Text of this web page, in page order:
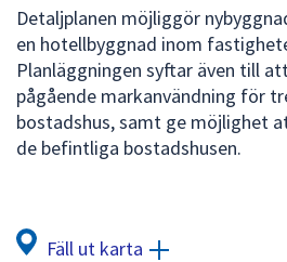
Detaljplanen möjliggör
en hotellbyggnad inom
Planläggningen syftar även till
pågående markanvändning för
bostadshus, samt ge möjlighet
de befintliga bostadshusen.
Fäll ut karta